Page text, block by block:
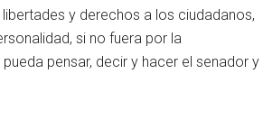
y derechos a los ciudadanos,
si no fuera por la
pensar, decir y hacer el senador y